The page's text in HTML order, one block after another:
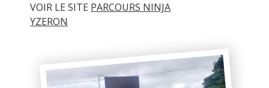
VOIR LE SITE PARCOURS NINJA
YZERON